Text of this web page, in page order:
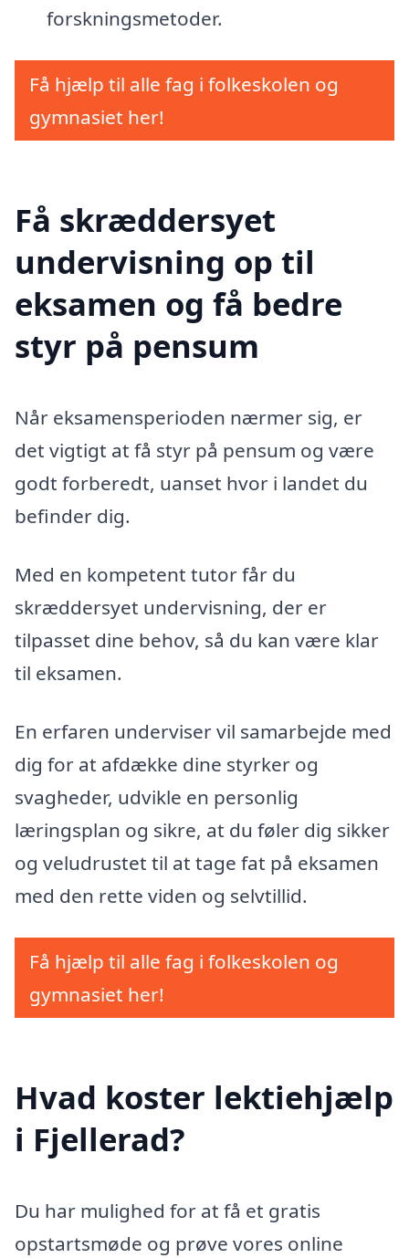
forskningsmetoder.
Få hjælp til alle fag i folkeskolen og
gymnasiet her!
Få skræddersyet
undervisning op til
eksamen og få bedre
styr på pensum
Når eksamensperioden nærmer sig, er
det vigtigt at få styr på pensum og være
godt forberedt, uanset hvor i landet du
befinder dig.
Med en kompetent tutor får du
skræddersyet undervisning, der er
tilpasset dine behov, så du kan være klar
til eksamen.
En erfaren underviser vil samarbejde med
dig for at afdække dine styrker og
svagheder, udvikle en personlig
læringsplan og sikre, at du føler dig sikker
og veludrustet til at tage fat på eksamen
med den rette viden og selvtillid.
Få hjælp til alle fag i folkeskolen og
gymnasiet her!
Hvad koster lektiehjælp
i Fjellerad?
Du har mulighed for at få et gratis
opstartsmøde og prøve vores online